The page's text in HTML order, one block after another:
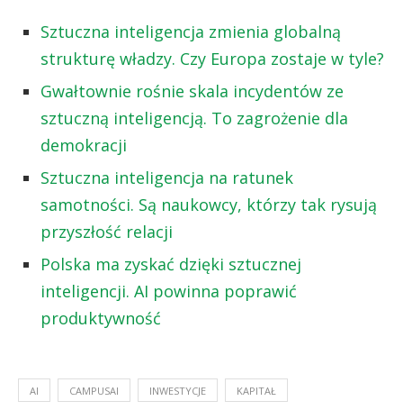
Sztuczna inteligencja zmienia globalną
strukturę władzy. Czy Europa zostaje w tyle?
Gwałtownie rośnie skala incydentów ze
sztuczną inteligencją. To zagrożenie dla
demokracji
Sztuczna inteligencja na ratunek
samotności. Są naukowcy, którzy tak rysują
przyszłość relacji
Polska ma zyskać dzięki sztucznej
inteligencji. AI powinna poprawić
produktywność
AI CAMPUSAI INWESTYCJE KAPITAŁ